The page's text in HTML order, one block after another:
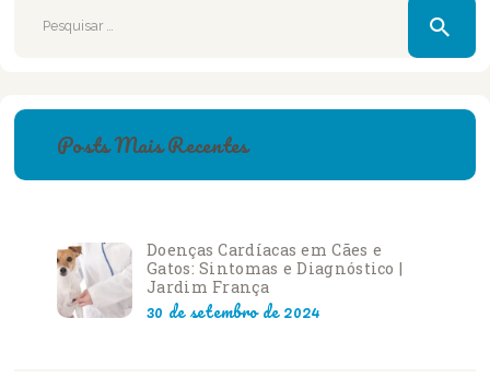
Posts Mais Recentes
Doenças Cardíacas em Cães e
Gatos: Sintomas e Diagnóstico |
Jardim França
30 de setembro de 2024